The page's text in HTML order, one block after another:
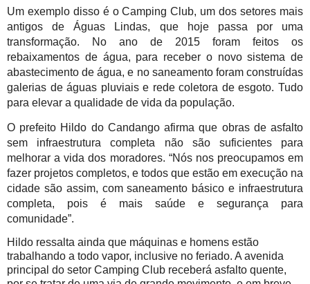
Um exemplo disso é o Camping Club, um dos setores mais
antigos de Águas Lindas, que hoje passa por uma
transformação. No ano de 2015 foram feitos os
rebaixamentos de água, para receber o novo sistema de
abastecimento de água, e no saneamento foram construídas
galerias de águas pluviais e rede coletora de esgoto. Tudo
para elevar a qualidade de vida da população.
O prefeito Hildo do Candango afirma que obras de asfalto
sem infraestrutura completa não são suficientes para
melhorar a vida dos moradores. “Nós nos preocupamos em
fazer projetos completos, e todos que estão em execução na
cidade são assim, com saneamento básico e infraestrutura
completa, pois é mais saúde e segurança para
comunidade”.
Hildo ressalta ainda que máquinas e homens estão
trabalhando a todo vapor, inclusive no feriado. A avenida
principal do setor Camping Club receberá asfalto quente,